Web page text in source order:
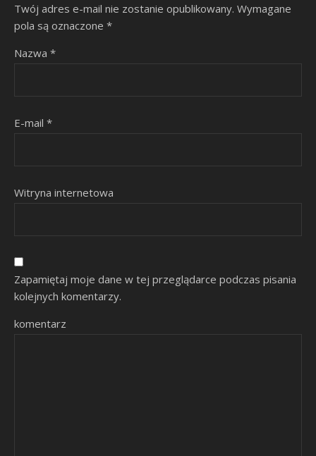
Twój adres e-mail nie zostanie opublikowany. Wymagane
pola są oznaczone *
Nazwa *
E-mail *
Witryna internetowa
Zapamiętaj moje dane w tej przeglądarce podczas pisania
kolejnych komentarzy.
komentarz